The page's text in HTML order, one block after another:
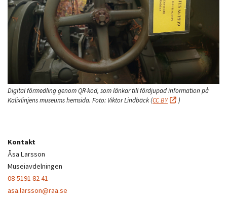
Digital förmedling genom QR-kod, som länkar till fördjupad information på
Kalixlinjens museums hemsida. Foto: Viktor Lindbäck(CC BY )
Kontakt
Åsa Larsson
Museiavdelningen
08-5191 82 41
asa.larsson@raa.se